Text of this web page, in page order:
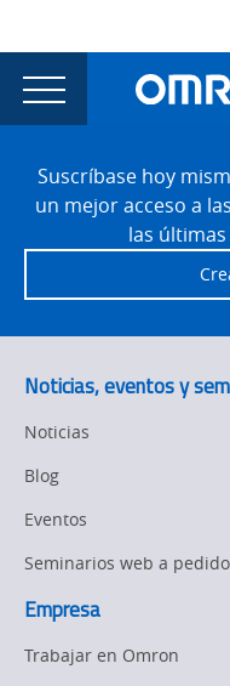
currently
viewing
the
inteligentes
page.
Main
Navigation
inteligentes
FooterSuscríbase hoy
un mejor acceso a
las
Noticias, eventos y
Noticias
Blog
Eventos
Seminarios web a pedido
Empresa
Trabajar en Omron